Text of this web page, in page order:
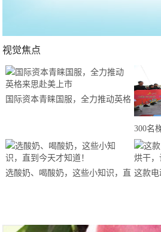
视觉焦点
国际资本青睐国服，全力推动英格
300名
马拉松
站欢乐
选酸奶、喝酸奶，这些小知识，直 这款